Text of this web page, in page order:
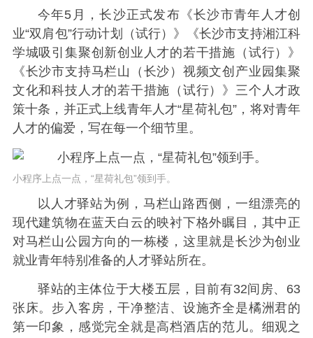
今年5月，长沙正式发布《长沙市青年人才创
业“双肩包”行动计划（试行）》《长沙市支持湘江科
学城吸引集聚创新创业人才的若干措施（试行）》
《长沙市支持马栏山（长沙）视频文创产业园集聚
文化和科技人才的若干措施（试行）》三个人才政
策十条，并正式上线青年人才“星荷礼包”，将对青年
人才的偏爱，写在每一个细节里。
小程序上点一点，“星荷礼包”领到手。
以人才驿站为例，马栏山路西侧，一组漂亮的
现代建筑物在蓝天白云的映衬下格外瞩目，其中正
对马栏山公园方向的一栋楼，这里就是长沙为创业
就业青年特别准备的人才驿站所在。
驿站的主体位于大楼五层，目前有32间房、63
张床。步入客房，干净整洁、设施齐全是橘洲君的
第一印象，感觉完全就是高档酒店的范儿。细观之